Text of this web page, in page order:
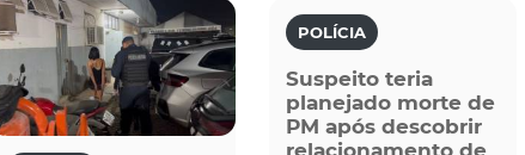
POLÍCIA
Suspeito teria
planejado morte de
PM após descobrir
relacionamento de